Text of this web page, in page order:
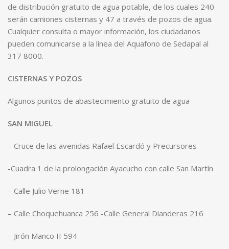
de distribución gratuito de agua potable, de los cuales 240
serán camiones cisternas y 47 a través de pozos de agua.
Cualquier consulta o mayor información, los ciudadanos
pueden comunicarse a la línea del Aquafono de Sedapal al
317 8000.
CISTERNAS Y POZOS
Algunos puntos de abastecimiento gratuito de agua
SAN MIGUEL
– Cruce de las avenidas Rafael Escardó y Precursores
-Cuadra 1 de la prolongación Ayacucho con calle San Martín
– Calle Julio Verne 181
– Calle Choquehuanca 256 -Calle General Dianderas 216
– Jirón Manco II 594